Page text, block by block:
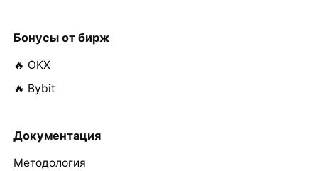
Бонусы от бирж
🔥 OKX
🔥 Bybit
Документация
Методология